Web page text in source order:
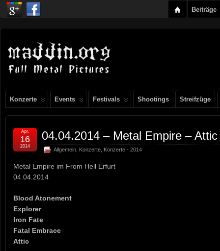
Beiträge
Konzerte Events Festivals Shootings Streifzüge
04.04.2014 – Metal Empire – Attic
Allgemein Konzerte Konzerte - 2014
Apr.
16
2014
Metal Empire im From Hell Erfurt
04.04.2014
Blood Atonement
Explorer
Iron Fate
Fatal Embrace
Attic